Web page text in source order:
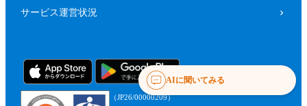
サービス運営状況
（JP26/00000209）
AIに聞いてみる